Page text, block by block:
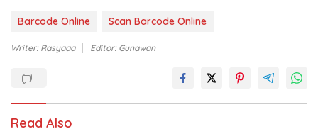
Barcode Online Scan Barcode Online
Writer: Rasyaaa Editor: Gunawan
Read Also